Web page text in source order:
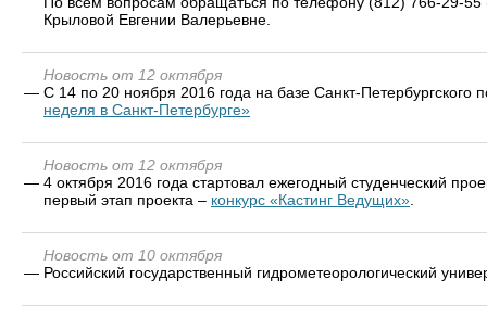
Крыловой Евгении Валерьевне.
Новость от 12 октября
— С 14 по 20 ноября 2016 года на базе Санкт-
неделя в Санкт-Петербурге»
Новость от 12 октября
— 4 октября 2016 года стартовал ежегодный студенческий
первый этап проекта – конкурс «Кастинг Ведущих»
Новость от 10 октября
— Российский государственный гидрометеорологический